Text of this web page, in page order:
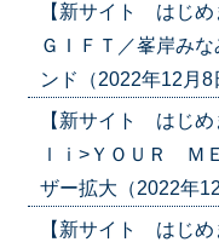
【新サイト はじ
ＧＩＦＴ／峯岸み
ンド（2022年12月
【新サイト はじ
ｌｉ>ＹＯＵＲ Ｍ
ザー拡大（2022年
【新サイト はじ